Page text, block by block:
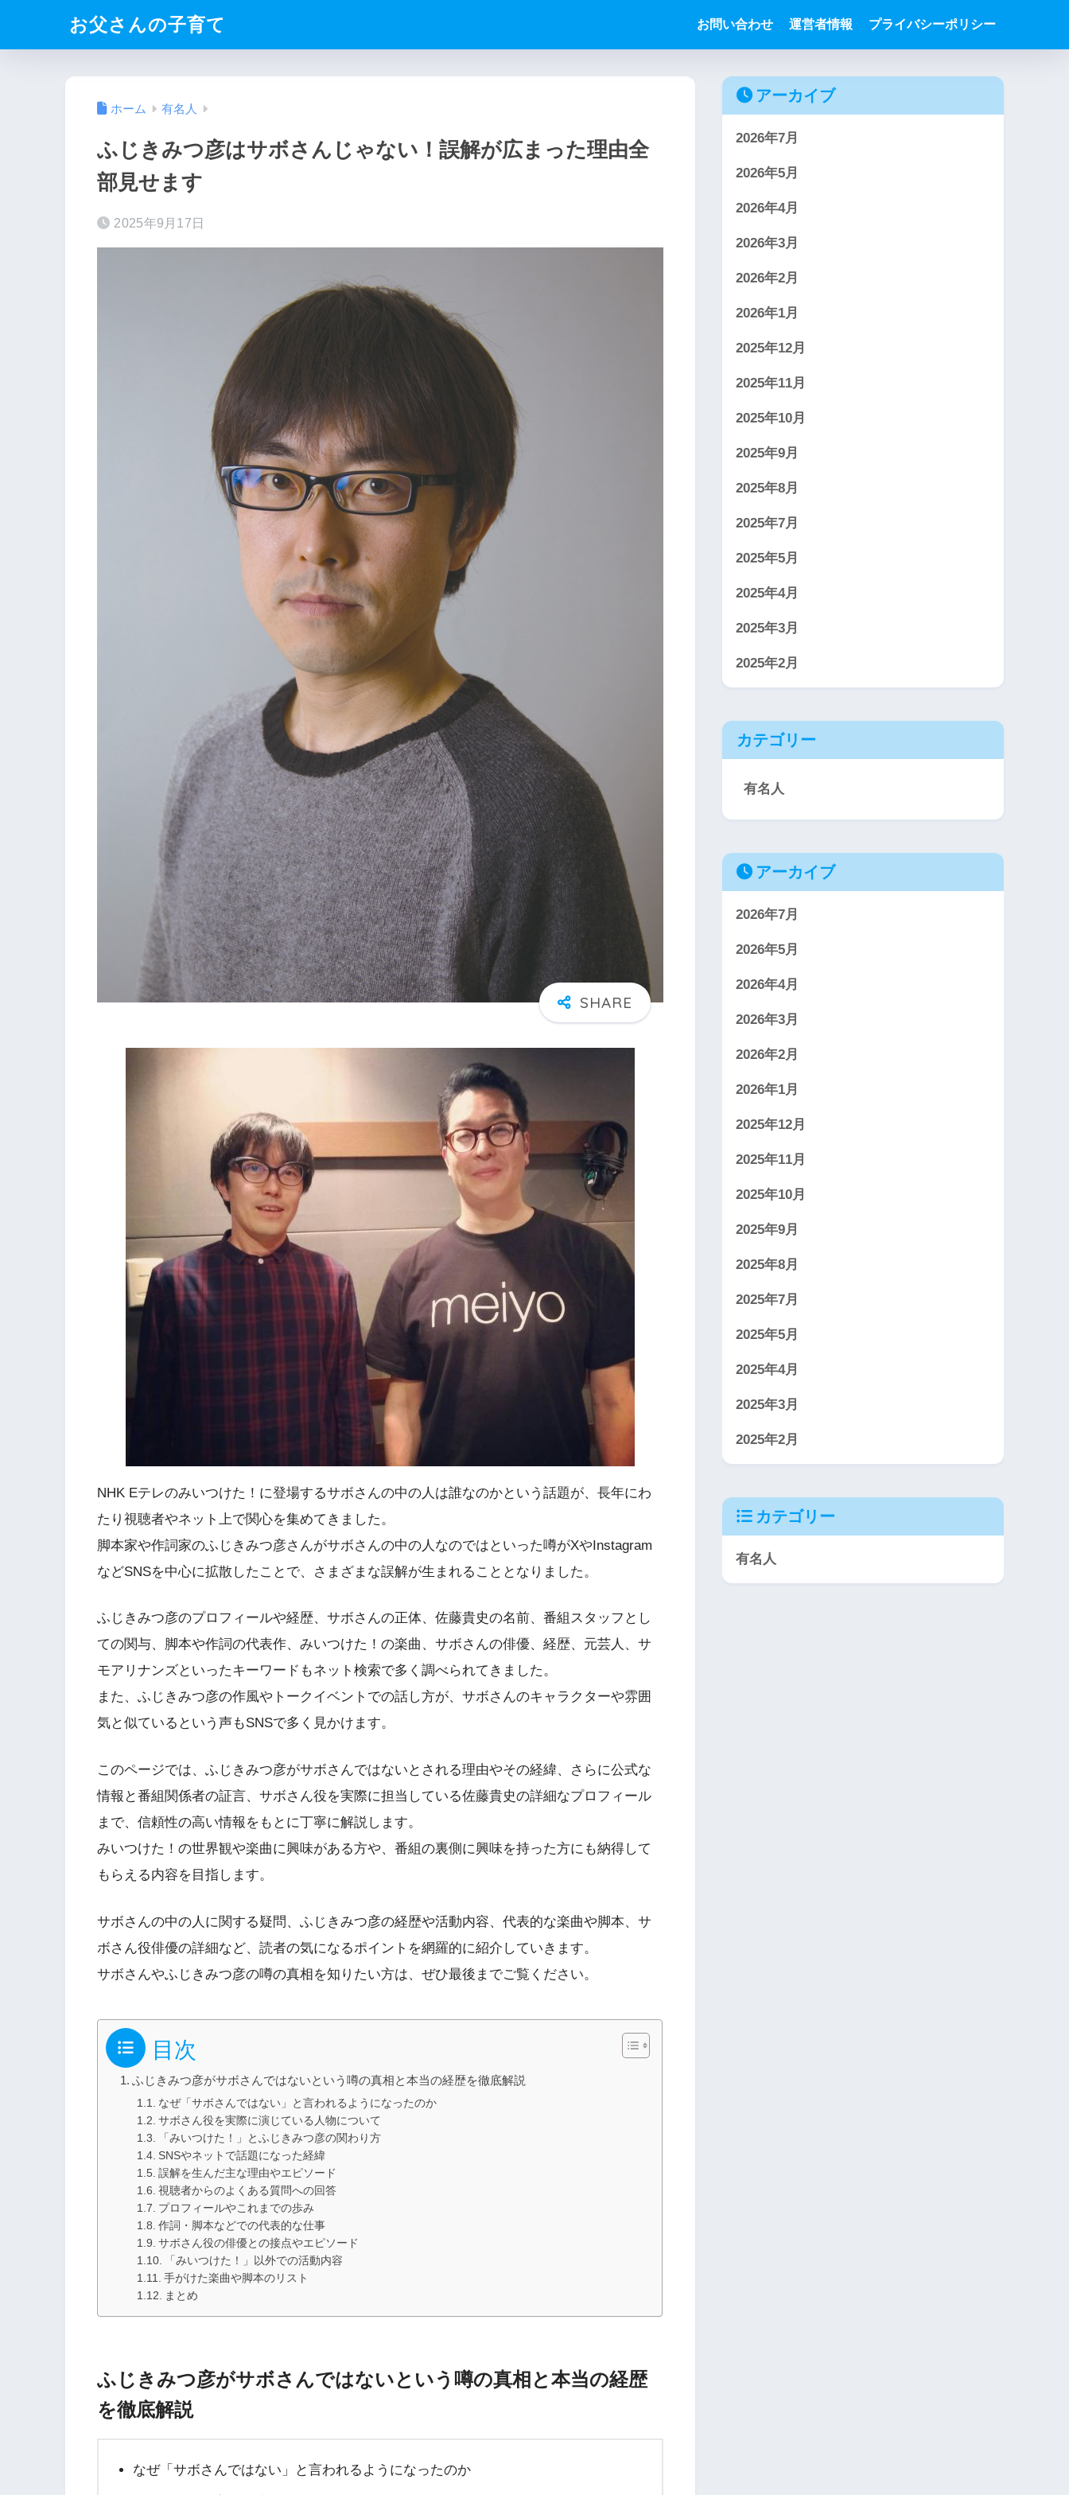
お父さんの子育て お問い合わせ 運営者情報 プライバシーポリシー
ホーム 有名人
ふじきみつ彦はサボさんじゃない！誤解が広まった理由全
部見せます
2025年9月17日
NHK Eテレのみいつけた！に登場するサボさんの中の人は誰なのかという話題が、長年にわ
たり視聴者やネット上で関心を集めてきました。
脚本家や作詞家のふじきみつ彦さんがサボさんの中の人なのではといった噂がXやInstagram
などSNSを中心に拡散したことで、さまざまな誤解が生まれることとなりました。
ふじきみつ彦のプロフィールや経歴、サボさんの正体、佐藤貴史の名前、番組スタッフとし
ての関与、脚本や作詞の代表作、みいつけた！の楽曲、サボさんの俳優、経歴、元芸人、サ
モアリナンズといったキーワードもネット検索で多く調べられてきました。
また、ふじきみつ彦の作風やトークイベントでの話し方が、サボさんのキャラクターや雰囲
気と似ているという声もSNSで多く見かけます。
このページでは、ふじきみつ彦がサボさんではないとされる理由やその経緯、さらに公式な
情報と番組関係者の証言、サボさん役を実際に担当している佐藤貴史の詳細なプロフィール
まで、信頼性の高い情報をもとに丁寧に解説します。
みいつけた！の世界観や楽曲に興味がある方や、番組の裏側に興味を持った方にも納得して
もらえる内容を目指します。
サボさんの中の人に関する疑問、ふじきみつ彦の経歴や活動内容、代表的な楽曲や脚本、サ
ボさん役俳優の詳細など、読者の気になるポイントを網羅的に紹介していきます。
サボさんやふじきみつ彦の噂の真相を知りたい方は、ぜひ最後までご覧ください。
目次
ふじきみつ彦がサボさんではないという噂の真相と本当の経歴を徹底解説
なぜ「サボさんではない」と言われるようになったのか
サボさん役を実際に演じている人物について
「みいつけた！」とふじきみつ彦の関わり方
SNSやネットで話題になった経緯
誤解を生んだ主な理由やエピソード
視聴者からのよくある質問への回答
プロフィールやこれまでの歩み
作詞・脚本などでの代表的な仕事
サボさん役の俳優との接点やエピソード
「みいつけた！」以外での活動内容
手がけた楽曲や脚本のリスト
まとめ
ふじきみつ彦がサボさんではないという噂の真相と本当の経歴
を徹底解説
なぜ「サボさんではない」と言われるようになったのか
アーカイブ
2026年7月
2026年5月
2026年4月
2026年3月
2026年2月
2026年1月
2025年12月
2025年11月
2025年10月
2025年9月
2025年8月
2025年7月
2025年5月
2025年4月
2025年3月
2025年2月
カテゴリー
有名人
アーカイブ
2026年7月
2026年5月
2026年4月
2026年3月
2026年2月
2026年1月
2025年12月
2025年11月
2025年10月
2025年9月
2025年8月
2025年7月
2025年5月
2025年4月
2025年3月
2025年2月
カテゴリー
有名人